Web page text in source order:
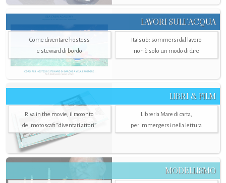
LAVORI SULL’ACQUA
Come diventare hostess
e steward di bordo
Italsub: sommersi dal lavoro
non è solo un modo di dire
LIBRI & FILM
Riva in the movie, il racconto
dei motoscafi “diventati attori”
Libreria Mare di carta,
per immergersi nella lettura
MODELLISMO